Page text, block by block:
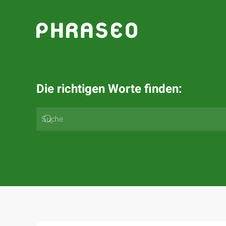
Zum Hauptinhalt springen
Die richtigen Worte finden: